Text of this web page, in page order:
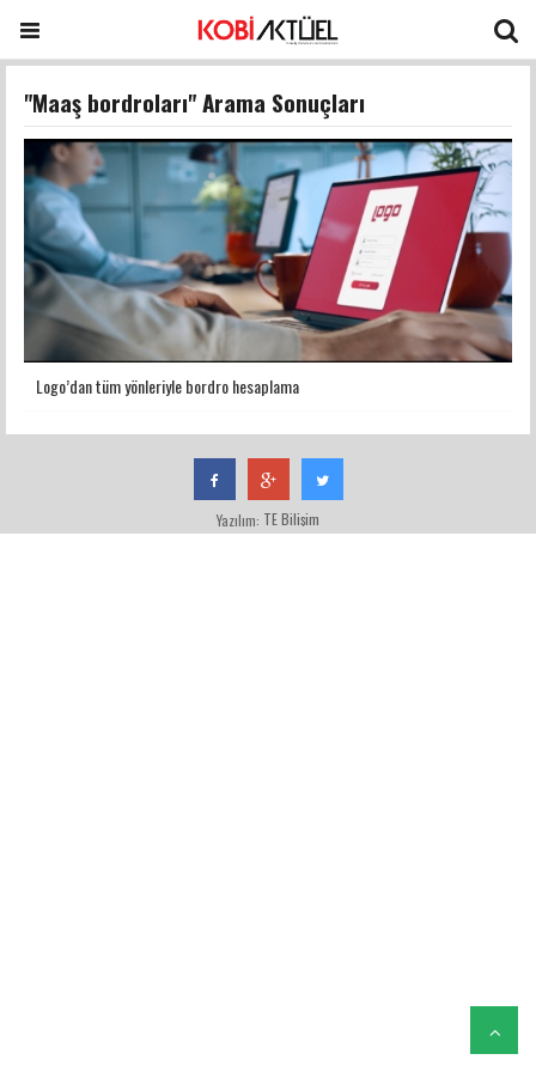
"Maaş bordroları" Arama Sonuçları
Logo’dan tüm yönleriyle bordro hesaplama
Yazılım: TE Bilişim